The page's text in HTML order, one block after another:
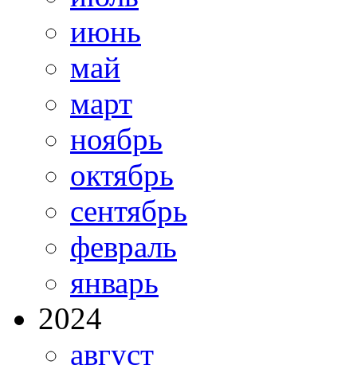
июнь
май
март
ноябрь
октябрь
сентябрь
февраль
январь
2024
август